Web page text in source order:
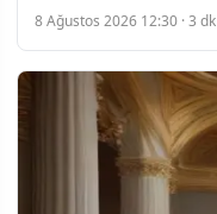
8 Ağustos 2026 12:30 · 3 dk